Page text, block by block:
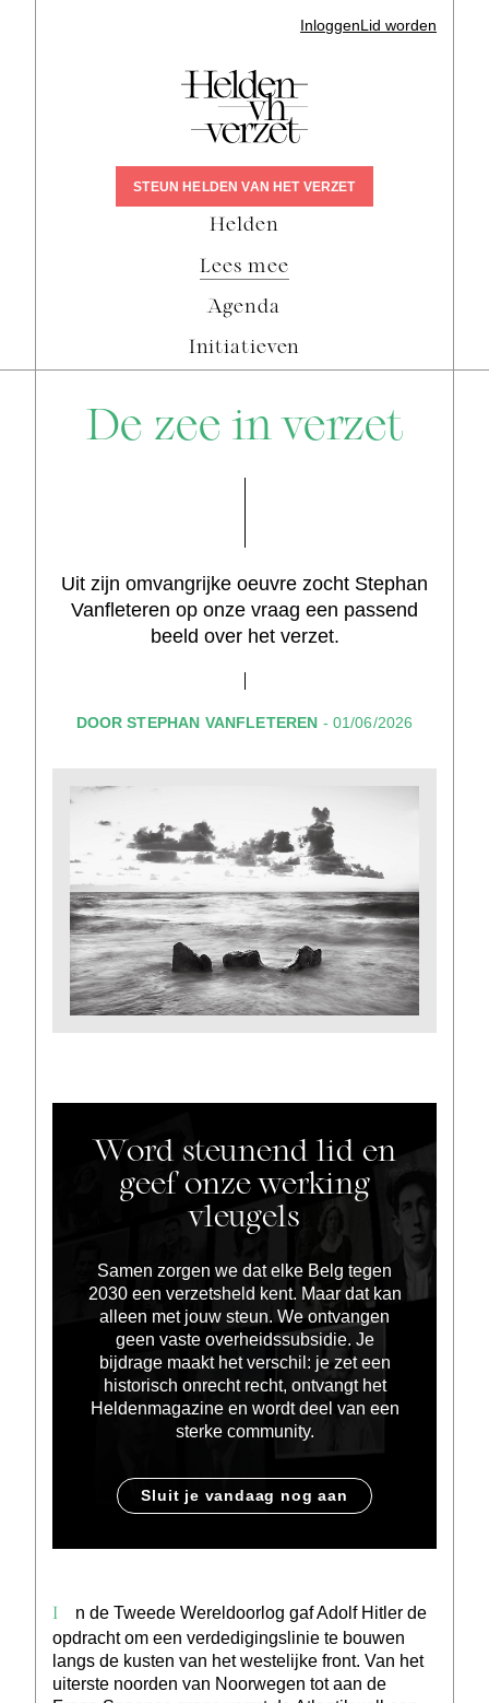
STEUN HELDEN VAN HET VERZET
Inloggen Lid worden
Helden
Lees mee
Agenda
Initiatieven
De zee in verzet
Uit zijn omvangrijke oeuvre zocht Stephan
Vanfleteren op onze vraag een passend
beeld over het verzet.
DOOR STEPHAN VANFLETEREN - 01/06/2026
Word steunend lid en
geef onze werking
vleugels
Samen zorgen we dat elke Belg tegen
2030 een verzetsheld kent. Maar dat kan
alleen met jouw steun. We ontvangen
geen vaste overheidssubsidie. Je
bijdrage maakt het verschil: je zet een
historisch onrecht recht, ontvangt het
Heldenmagazine en wordt deel van een
sterke community.
Sluit je vandaag nog aan
In de Tweede Wereldoorlog gaf Adolf Hitler de
opdracht om een verdedigingslinie te bouwen
langs de kusten van het westelijke front. Van het
uiterste noorden van Noorwegen tot aan de